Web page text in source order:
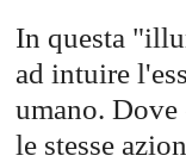
In questa
ad intuire
umano.
le stesse